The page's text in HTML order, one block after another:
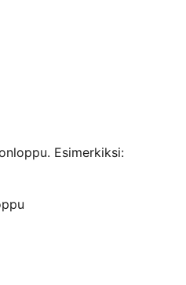
Esimerkiksi: